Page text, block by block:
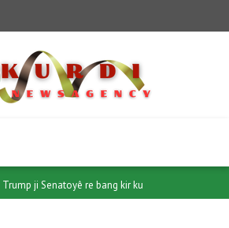
Trump ji Senatoyê re bang kir ku